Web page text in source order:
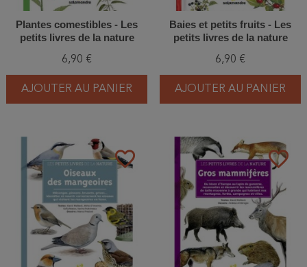
Plantes comestibles - Les
petits livres de la nature
6,90 €
AJOUTER AU PANIER
Baies et petits fruits - Les
petits livres de la nature
6,90 €
AJOUTER AU PANIER
favorite_border favorite_border